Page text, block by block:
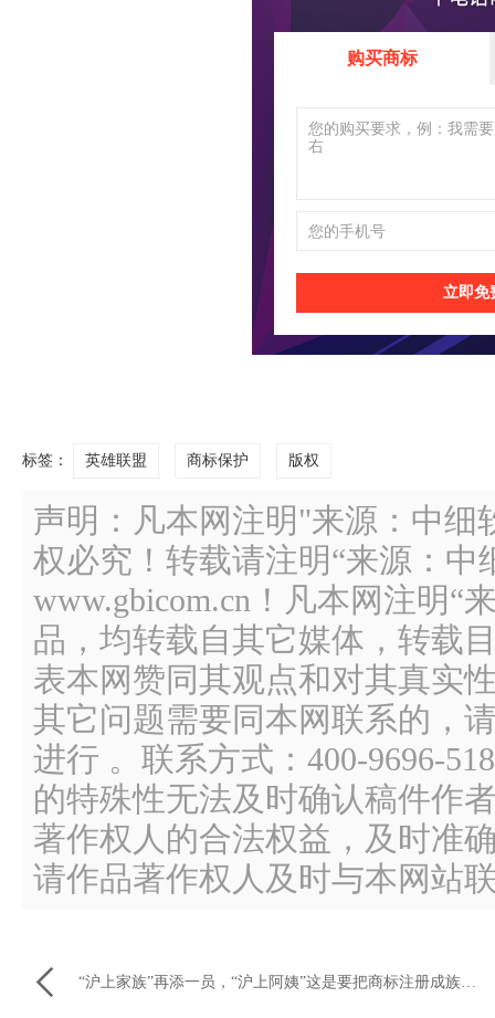
购买商标
立即免
标签： 英雄联盟 商标保护 版权
声明：凡本网注明"来源：中细
权必究！转载请注明“来源：中
www.gbicom.cn！凡本网注明“
品，均转载自其它媒体，转载
表本网赞同其观点和对其真实
其它问题需要同本网联系的，
进行 。联系方式：400-9696-
的特殊性无法及时确认稿件作
著作权人的合法权益，及时准
请作品著作权人及时与本网站
 “沪上家族”再添一员，“沪上阿姨”这是要把商标注册成族谱吗？